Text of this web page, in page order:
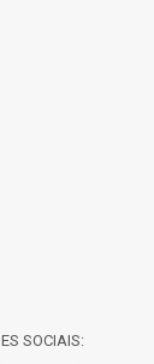
SOCIAIS: